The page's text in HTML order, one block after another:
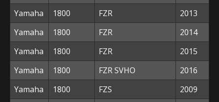
Yamaha
1800 FZR
2013
Yamaha
1800 FZR
2014
Yamaha
1800 FZR
2015
Yamaha
1800 FZR SVHO
2016
Yamaha
1800 FZS
2009